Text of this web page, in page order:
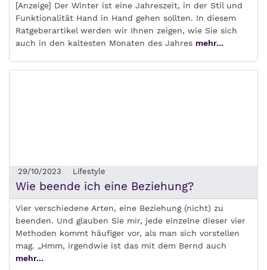
[Anzeige] Der Winter ist eine Jahreszeit, in der Stil und
Funktionalität Hand in Hand gehen sollten. In diesem
Ratgeberartikel werden wir Ihnen zeigen, wie Sie sich
auch in den kaltesten Monaten des Jahres mehr...
29/10/2023 Lifestyle
Wie beende ich eine Beziehung?
Vier verschiedene Arten, eine Beziehung (nicht) zu
beenden. Und glauben Sie mir, jede einzelne dieser vier
Methoden kommt häufiger vor, als man sich vorstellen
mag. „Hmm, irgendwie ist das mit dem Bernd auch
mehr...